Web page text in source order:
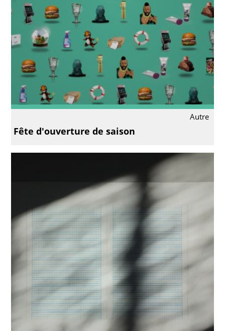
Autre
Fête d'ouverture de saison